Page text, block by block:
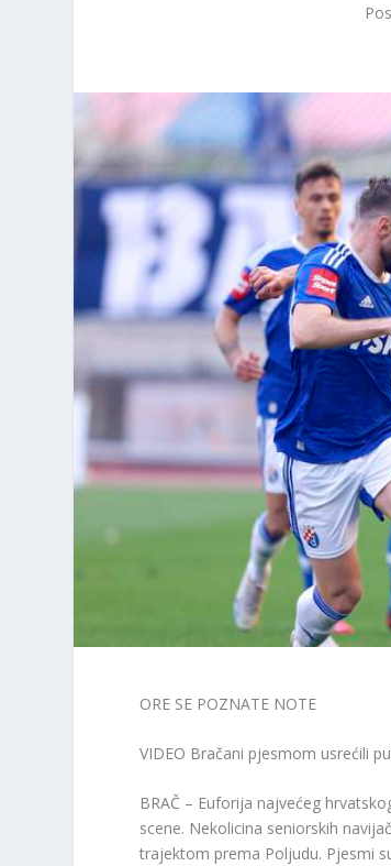
ORE SE POZNATE NOTE
VIDEO Bračani pjesmom usrećili
BRAČ – Euforija najvećeg
scene. Nekolicina seniorskih
trajektom prema Poljudu. Pjesmi